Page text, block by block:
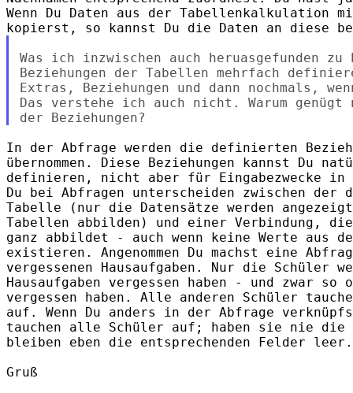
Wenn Du Daten aus der Tabellenkalkulation
Was ich inzwischen auch heruasgefunden
Beziehungen der Tabellen mehrfach
Extras, Beziehungen und dann nochmals,
Das verstehe ich auch nicht. Warum
In der Abfrage werden die definierten
übernommen. Diese Beziehungen kannst Du
definieren, nicht aber für Eingabezwecke in
Du bei Abfragen unterscheiden zwischen der
Tabelle (nur die Datensätze werden
Tabellen abbilden) und einer Verbindung,
ganz abbildet - auch wenn keine Werte aus
existieren. Angenommen Du machst eine
vergessenen Hausaufgaben. Nur die Schüler
Hausaufgaben vergessen haben - und zwar
vergessen haben. Alle anderen Schüler
auf. Wenn Du anders in der Abfrage
tauchen alle Schüler auf; haben sie nie die
bleiben eben die entsprechenden Felder leer.
Gruß